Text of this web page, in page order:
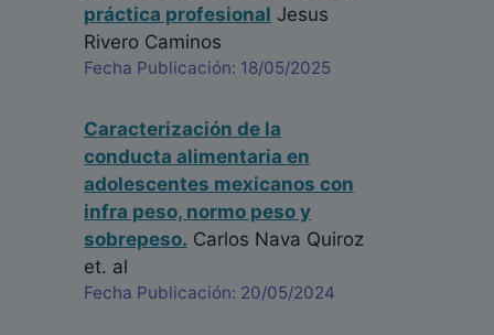
práctica profesional Jesus
Rivero Caminos
Fecha Publicación: 18/05/2025
Caracterización de la
conducta alimentaria en
adolescentes mexicanos con
infra peso, normo peso y
sobrepeso. Carlos Nava Quiroz
et. al
Fecha Publicación: 20/05/2024